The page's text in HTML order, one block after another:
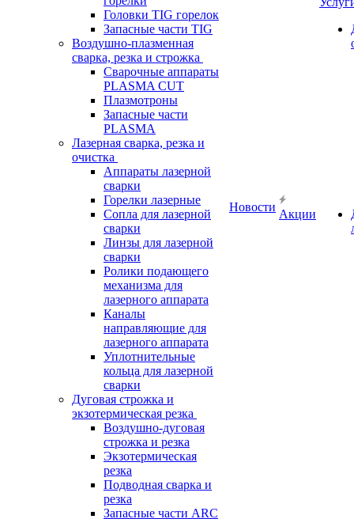
Головки TIG горелок
Запасные части TIG
Воздушно-плазменная
сварка, резка и строжка
Сварочные аппараты
PLASMA CUT
Плазмотроны
Запасные части
PLASMA
Лазерная сварка, резка и
очистка
Аппараты лазерной
сварки
Горелки лазерные
Сопла для лазерной
сварки
Линзы для лазерной
сварки
Ролики подающего
механизма для
лазерного аппарата
Каналы
направляющие для
лазерного аппарата
Уплотнительные
кольца для лазерной
сварки
Дуговая строжка и
экзотермическая резка
Воздушно-дуговая
строжка и резка
Экзотермическая
резка
Подводная сварка и
резка
Запасные части ARC
Новости
Акции